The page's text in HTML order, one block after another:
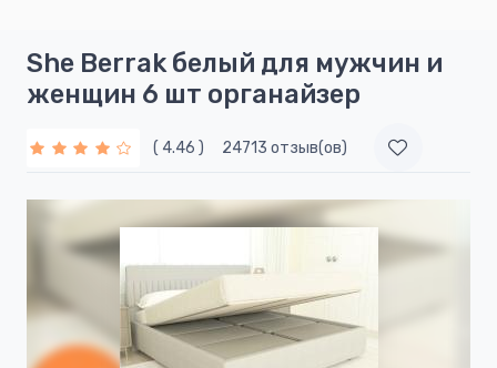
She Berrak белый для мужчин и
женщин 6 шт органайзер
( 4.46 ) 24713 отзыв(ов)